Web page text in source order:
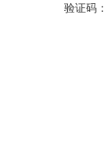
验证码：